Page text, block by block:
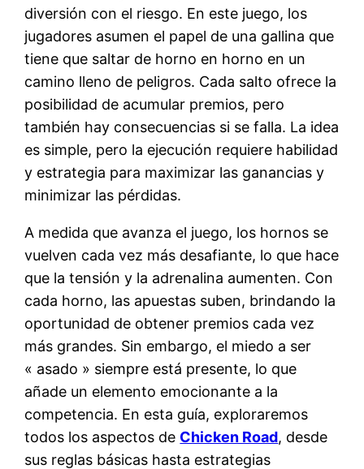
diversión con el riesgo. En este juego, los
jugadores asumen el papel de una gallina que
tiene que saltar de horno en horno en un
camino lleno de peligros. Cada salto ofrece la
posibilidad de acumular premios, pero
también hay consecuencias si se falla. La idea
es simple, pero la ejecución requiere habilidad
y estrategia para maximizar las ganancias y
minimizar las pérdidas.
A medida que avanza el juego, los hornos se
vuelven cada vez más desafiante, lo que hace
que la tensión y la adrenalina aumenten. Con
cada horno, las apuestas suben, brindando la
oportunidad de obtener premios cada vez
más grandes. Sin embargo, el miedo a ser
« asado » siempre está presente, lo que
añade un elemento emocionante a la
competencia. En esta guía, exploraremos
todos los aspectos de Chicken Road, desde
sus reglas básicas hasta estrategias